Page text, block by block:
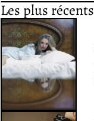
Les plus récents